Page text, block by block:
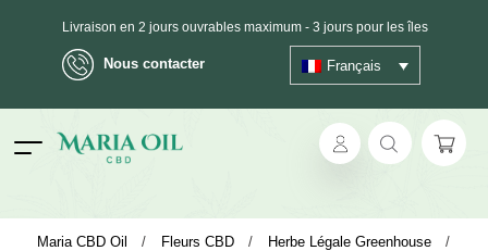
Nous contacter
Livraison en 2 jours ouvrables maximum - 3 jours pour les îles
Expédition ANONYME
Français
Maria CBD Oil / Fleurs CBD / Herbe Légale Greenhouse
/